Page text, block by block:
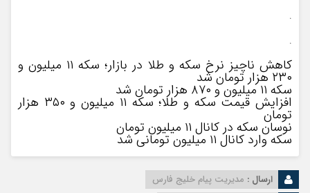
.
.
کاهش ناچیز نرخ سکه و طلا در بازار؛ سکه ۱۱ میلیون و
۲۳۰ هزار تومان شد
سکه ۱۱ میلیون و ۸۷۰ هزار تومان شد
افزایش قیمت سکه و طلا؛ سکه ۱۱ میلیون و ۳۵۰ هزار
تومان
نوسان سکه در کانال ۱۱ میلیون تومان
سکه وارد کانال ۱۱ میلیون تومانی شد
ارسال : مدیریت پیام خلیج فارس